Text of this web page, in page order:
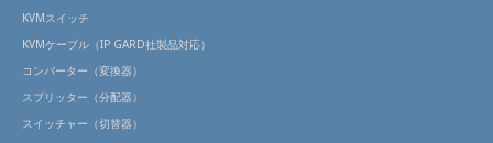
KVMスイッチ
KVMケーブル（IP GARD社製品対応）
コンバーター（変換器）
スプリッター（分配器）
スイッチャー（切替器）